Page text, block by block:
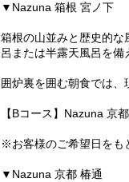
▼Nazuna 箱根 宮ノ下
箱根の山並みと歴史的
呂または半露天風呂を備
囲炉裏を囲む朝食では、
【Bコース】Nazuna 京
※お客様のご希望日をも
▼Nazuna 京都 椿通